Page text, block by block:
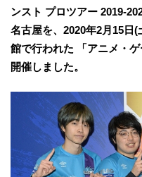
ンスト プロツアー 2019-
名古屋を、2020年2月15日
館で行われた 「アニメ・
開催しました。